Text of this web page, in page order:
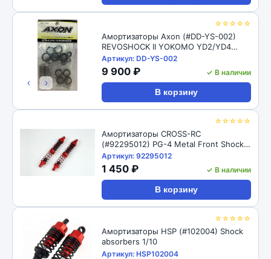
☆☆☆☆☆
‹ ›
Амортизаторы Axon (#DD-YS-002)
REVOSHOCK II YOKOMO YD2/YD4
12/16
Артикул: DD-YS-002
9 900 ₽ ✓ В наличии
В корзину
☆☆☆☆☆
Амортизаторы CROSS-RC
(#92295012) PG-4 Metal Front Shock
98mm
Артикул: 92295012
1 450 ₽ ✓ В наличии
В корзину
☆☆☆☆☆
Амортизаторы HSP (#102004) Shock
absorbers 1/10
Артикул: HSP102004